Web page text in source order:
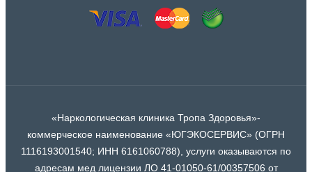
«Наркологическая клиника Тропа Здоровья»-
коммерческое наименование «ЮГЭКОСЕРВИС» (ОГРН
1116193001540; ИНН 6161060788), услуги оказываются по
адресам мед лицензии ЛО 41-01050-61/00357506 от